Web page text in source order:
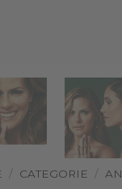
/ CATEGORIE /